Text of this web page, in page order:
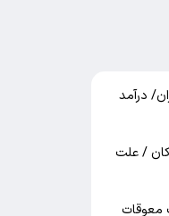
درآمد
/ علت
معوقات